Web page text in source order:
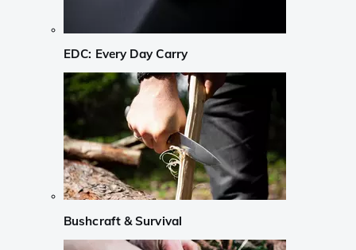
EDC: Every Day Carry
Bushcraft & Survival